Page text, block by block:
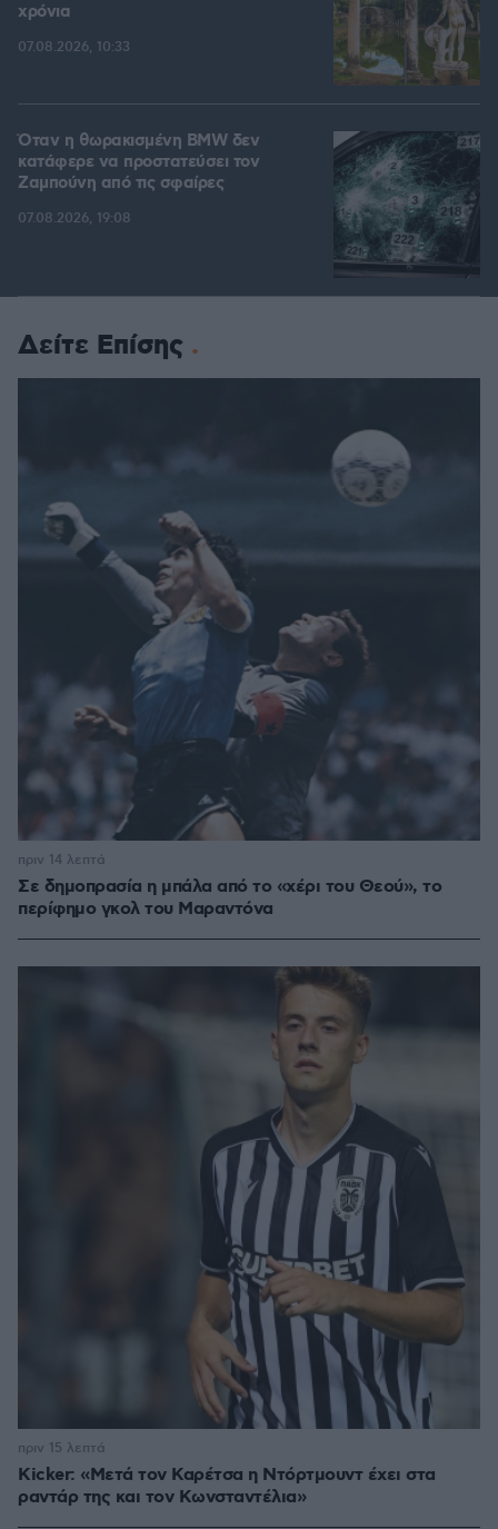
χρόνια
07.08.2026, 10:33
Όταν η θωρακισμένη BMW δεν
κατάφερε να προστατεύσει τον
Ζαμπούνη από τις σφαίρες
07.08.2026, 19:08
Δείτε Επίσης
Σε δημοπρασία η μπάλα από το «χέρι του Θεού», το
περίφημο γκολ του Μαραντόνα
πριν 14 λεπτά
Kicker: «Μετά τον Καρέτσα η Ντόρτμουντ έχει στα
ραντάρ της και τον Κωνσταντέλια»
πριν 15 λεπτά